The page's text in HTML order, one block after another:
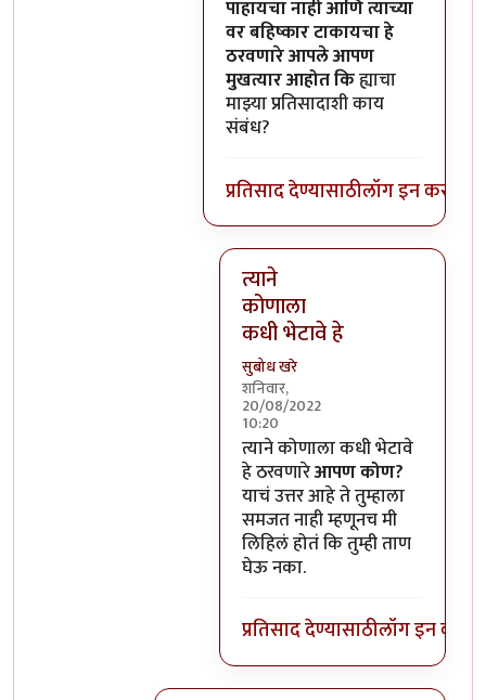
पाहायचा नाही आणि त्याच्या
वर बहिष्कार टाकायचा हे
ठरवणारे आपले आपण
मुखत्यार आहोत किह्याचा
माझ्या प्रतिसादाशी काय
संबंध?
प्रतिसाद देण्यासाठीलॉग इन करा
त्याने
कोणाला
कधी भेटावे हे
सुबोध खरे
शनिवार,
20/08/2022
10:20
In reply toहो, पण त्याचा चित्रपट
त्याने कोणाला कधी भेटावे
हे ठरवणारेआपण कोण?
याचं उत्तर आहे ते तुम्हाला
समजत नाही म्हणूनच मी
लिहिलं होतं कि तुम्ही ताण
घेऊ नका.
प्रतिसाद देण्यासाठीलॉग इन करा